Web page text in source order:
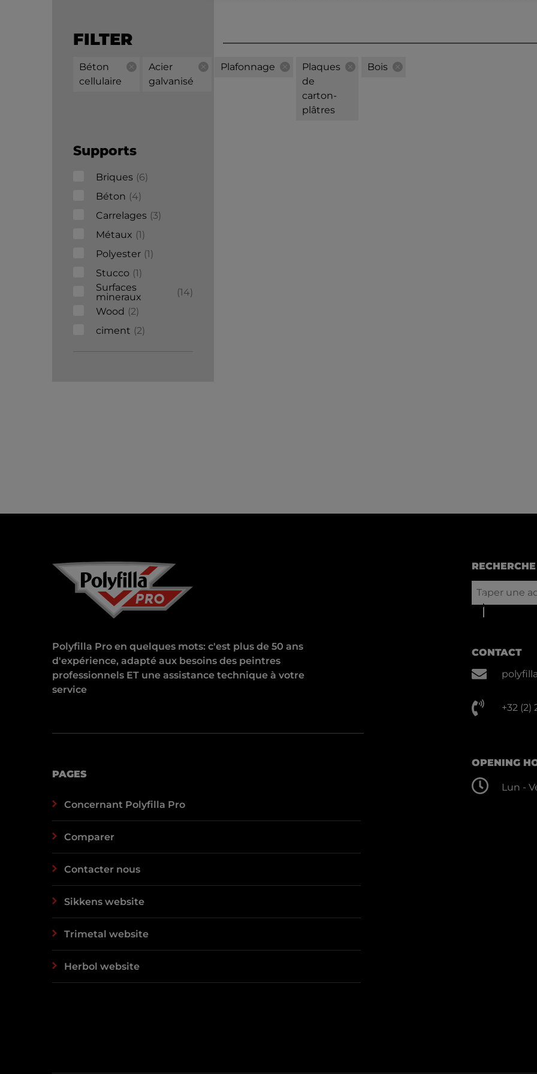
FILTER
Béton
cellulaire
Acier
galvanisé
Plafonnage
Plaques
de
carton-
plâtres
Bois
Supports
Briques 6
Béton
4
Carrelages 3
Métaux 1
Polyester 1
Stucco 1
Surfaces
mineraux
14
Wood
2
ciment
2
Polyfilla Pro en quelques mots: c'est plus de 50 ans
d'expérience, adapté aux besoins des peintres
professionnels ET une assistance technique à votre
service
PAGES
Concernant Polyfilla Pro
Comparer
Contacter nous
Sikkens website
Trimetal website
Herbol website
CONTACT
+32 (2)
OPENING
Lun -